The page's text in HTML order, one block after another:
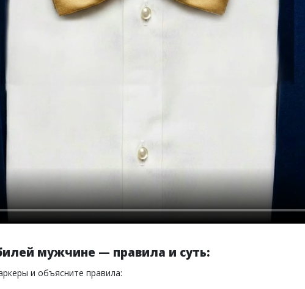
мужчине — правила и суть:
и объясните правила: